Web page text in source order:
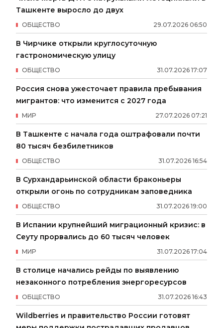
Ташкенте выросло до двух
29.07.2026 06:50
ОБЩЕСТВО
В Чирчике открыли круглосуточную
гастрономическую улицу
31.07.2026 17:07
ОБЩЕСТВО
Россия снова ужесточает правила пребывания
мигрантов: что изменится с 2027 года
27.07.2026 07:21
МИР
В Ташкенте с начала года оштрафовали почти
80 тысяч безбилетников
31.07.2026 16:54
ОБЩЕСТВО
В Сурхандарьинской области браконьеры
открыли огонь по сотрудникам заповедника
31.07.2026 19:00
ОБЩЕСТВО
В Испании крупнейший миграционный кризис: в
Сеуту прорвались до 60 тысяч человек
31.07.2026 17:04
МИР
В столице начались рейды по выявлению
незаконного потребления энергоресурсов
31.07.2026 16:43
ОБЩЕСТВО
Wildberries и правительство России готовят